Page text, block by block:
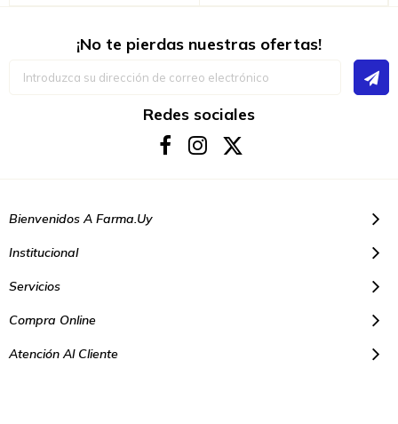
¡No te pierdas nuestras ofertas!
Redes sociales
Bienvenidos A Farma.uy
Institucional
Servicios
Compra Online
Atención Al Cliente